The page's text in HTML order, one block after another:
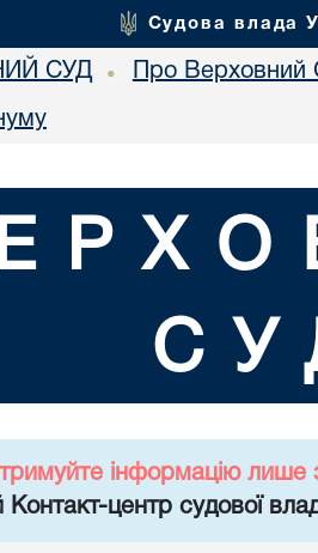
Судова влада
СУД • Про Верховний
інформацію лише
центр судової